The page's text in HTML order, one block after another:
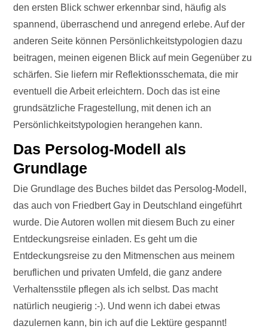
den ersten Blick schwer erkennbar sind, häufig als
spannend, überraschend und anregend erlebe. Auf der
anderen Seite können Persönlichkeitstypologien dazu
beitragen, meinen eigenen Blick auf mein Gegenüber zu
schärfen. Sie liefern mir Reflektionsschemata, die mir
eventuell die Arbeit erleichtern. Doch das ist eine
grundsätzliche Fragestellung, mit denen ich an
Persönlichkeitstypologien herangehen kann.
Das Persolog-Modell als
Grundlage
Die Grundlage des Buches bildet das Persolog-Modell,
das auch von Friedbert Gay in Deutschland eingeführt
wurde. Die Autoren wollen mit diesem Buch zu einer
Entdeckungsreise einladen. Es geht um die
Entdeckungsreise zu den Mitmenschen aus meinem
beruflichen und privaten Umfeld, die ganz andere
Verhaltensstile pflegen als ich selbst. Das macht
natürlich neugierig :-). Und wenn ich dabei etwas
dazulernen kann, bin ich auf die Lektüre gespannt!